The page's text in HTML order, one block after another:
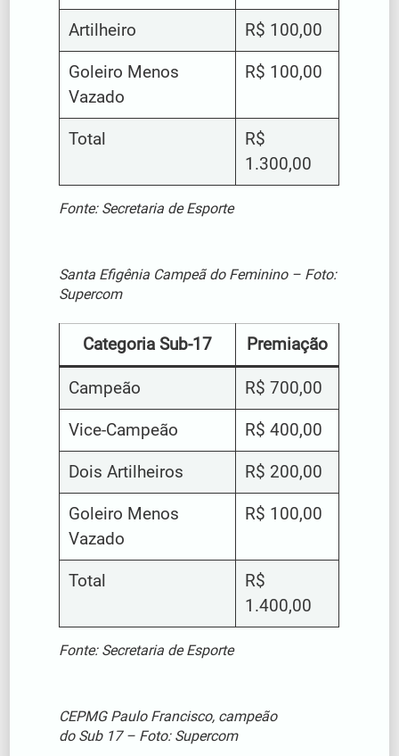
Artilheiro R$ 100,00
Goleiro Menos
Vazado
R$ 100,00
Total
R$
1.300,00
Fonte: Secretaria de Esporte
Santa Efigênia Campeã do Feminino – Foto:
Supercom
Categoria Sub-17 Premiação
Campeão R$ 700,00
Vice-Campeão R$ 400,00
Dois Artilheiros R$ 200,00
Goleiro Menos
Vazado
R$ 100,00
Total
R$
1.400,00
Fonte: Secretaria de Esporte
CEPMG Paulo Francisco, campeão
do Sub 17 – Foto: Supercom